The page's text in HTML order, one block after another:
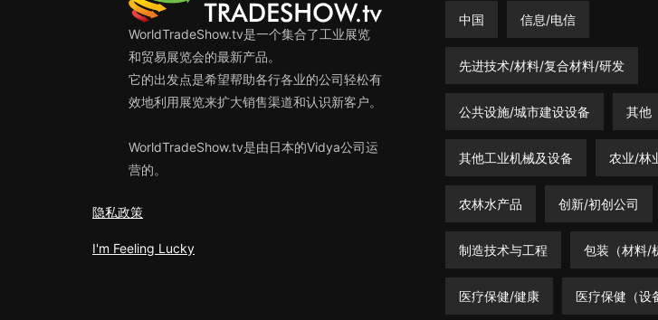
WorldTradeShow.tv是一个集合了工业展览
和贸易展览会的最新产品。
它的出发点是希望帮助各行各业的公司轻松有
效地利用展览来扩大销售渠道和认识新客户。
WorldTradeShow.tv是由日本的Vidya公司运
营的。
隐私政策
I'm Feeling Lucky
中国 信息/电信
先进技术/材料/复合材料/研发
公共设施/城市建设设备 其他
其他工业机械及设备 农业/林
农林水产品 创新/初创公司
制造技术与工程 包装（材料/
医疗保健/健康 医疗保健（设